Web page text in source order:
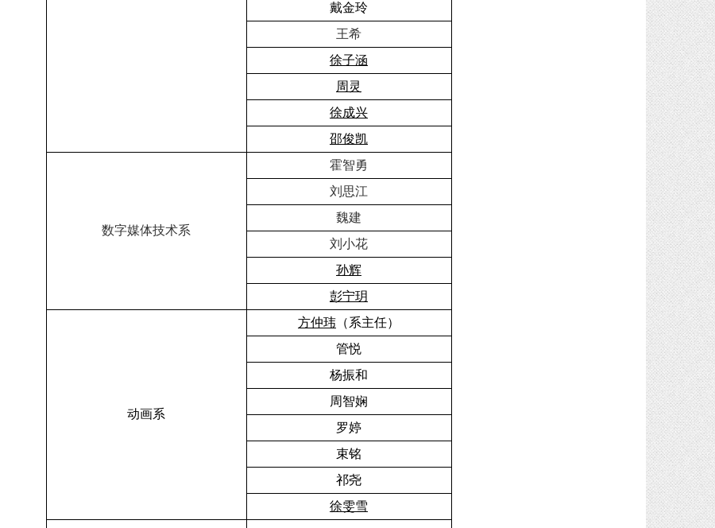
戴金玲
王希
徐子涵
周灵
徐成兴
邵俊凯
数字媒体技术系
霍智勇
刘思江
魏建
刘小花
孙辉
彭宁玥
动画系
方仲玮 （系主任）
管悦
杨振和
周智娴
罗婷
束铭
祁尧
徐雯雪